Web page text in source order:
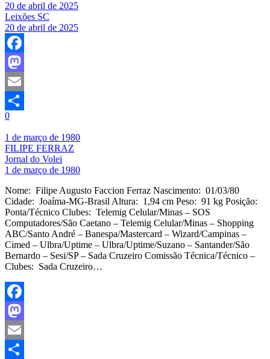
20 de abril de 2025
Leixões SC
20 de abril de 2025
Facebook
Mastodon
Email
Share
0
1 de março de 1980
FILIPE FERRAZ
Jornal do Volei
1 de março de 1980
Nome: Filipe Augusto Faccion Ferraz Nascimento: 01/03/80
Cidade: Joaíma-MG-Brasil Altura: 1,94 cm Peso: 91 kg Posição:
Ponta/Técnico Clubes: Telemig Celular/Minas – SOS
Computadores/São Caetano – Telemig Celular/Minas – Shopping
ABC/Santo André – Banespa/Mastercard – Wizard/Campinas –
Cimed – Ulbra/Uptime – Ulbra/Uptime/Suzano – Santander/São
Bernardo – Sesi/SP – Sada Cruzeiro Comissão Técnica/Técnico –
Clubes: Sada Cruzeiro…
Facebook
Mastodon
Email